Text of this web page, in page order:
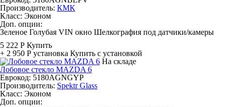
Производитель: КМК
Класс: Эконом
Доп. опции:
Зеленое Голубая VIN окно Шелкография под датчики/камеры
5 222 Р Купить
+ 2 950 Р установка Купить с установкой
На складе
Лобовое стекло MAZDA 6
Еврокод: 5180AGNGYP
Производитель: Spektr Glass
Класс: Эконом
Доп. опции: